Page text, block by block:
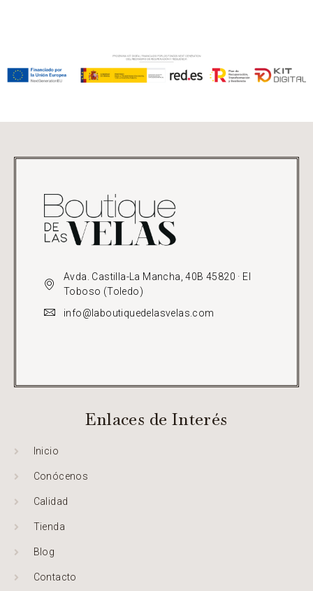
Avda. Castilla-La Mancha, 40B 45820 · El
Toboso (Toledo)
info@laboutiquedelasvelas.com
Enlaces de Interés
Inicio
Conócenos
Calidad
Tienda
Blog
Contacto